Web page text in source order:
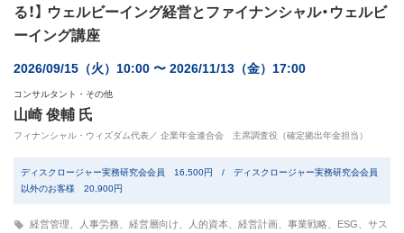
る！】 ウェルビーイング経営とファイナンシャル・ウェルビ
ーイング講座
2026/09/15（火）10:00 〜 2026/11/13（金）17:00
コンサルタント・その他
山崎 俊輔 氏
フィナンシャル・ウィズダム代表／ 企業年金連合会 主席調査役（確定拠出年金担当）
ディスクロージャー実務研究会会員 16,500円 / ディスクロージャー実務研究会会員
以外のお客様 20,900円
経営管理 人事労務 経営層向け 人的資本 経営計画 事業戦略 ESG
サス